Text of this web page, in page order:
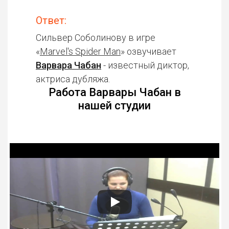
Ответ:
Сильвер Соболинову в игре
«Marvel's Spider Man» озвучивает
Варвара Чабан - известный диктор,
актриса дубляжа.
Работа Варвары Чабан в
нашей студии